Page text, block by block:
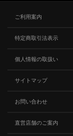
ご利用案内
特定商取引法表示
個人情報の取扱い
サイトマップ
お問い合わせ
直営店舗のご案内